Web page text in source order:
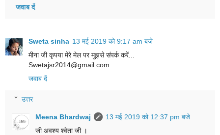
जवाब दें
Sweta sinha 13 मई 2019 को 9:17 am बजे
मीना जी कृपया मेरे मेल पर मुझसे संपर्क करें...
Swetajsr2014@gmail.com
जवाब दें
उत्तर
Meena Bhardwaj
13 मई 2019 को 12:37 pm बजे
जी अवश्य श्वेता जी ।